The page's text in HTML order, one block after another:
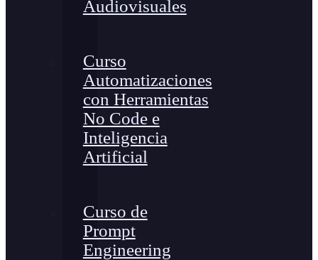
Audiovisuales
Curso
Automatizaciones
con Herramientas
No Code e
Inteligencia
Artificial
Curso de
Prompt
Engineering